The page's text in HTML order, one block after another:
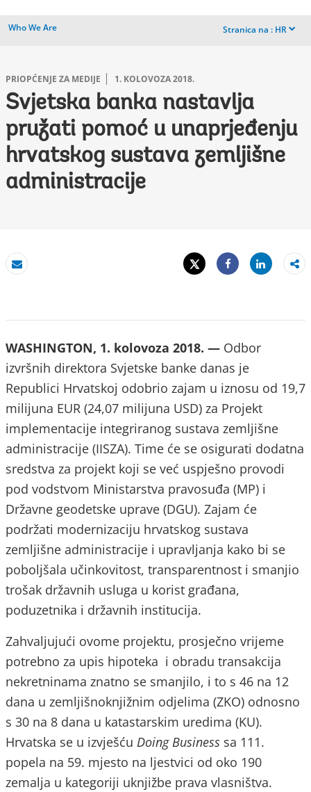
Who We Are Stranica na : HR dropdown
PRIOPĆENJE ZA MEDIJE 1. KOLOVOZA 2018.
Svjetska banka nastavlja
pružati pomoć u unaprjeđenju
hrvatskog sustava zemljišne
administracije
e-pošta
Tweet
Share
Share
WASHINGTON, 1. kolovoza 2018. — Odbor
izvršnih direktora Svjetske banke danas je
Republici Hrvatskoj odobrio zajam u iznosu od 19,7
milijuna EUR (24,07 milijuna USD) za Projekt
implementacije integriranog sustava zemljišne
administracije (IISZA). Time će se osigurati dodatna
sredstva za projekt koji se već uspješno provodi
pod vodstvom Ministarstva pravosuđa (MP) i
Državne geodetske uprave (DGU). Zajam će
podržati modernizaciju hrvatskog sustava
zemljišne administracije i upravljanja kako bi se
poboljšala učinkovitost, transparentnost i smanjio
trošak državnih usluga u korist građana,
poduzetnika i državnih institucija.
Zahvaljujući ovome projektu, prosječno vrijeme
potrebno za upis hipoteka i obradu transakcija
nekretninama znatno se smanjilo, i to s 46 na 12
dana u zemljišnoknjižnim odjelima (ZKO) odnosno
s 30 na 8 dana u katastarskim uredima (KU).
Hrvatska se u izvješću Doing Business sa 111.
popela na 59. mjesto na ljestvici od oko 190
zemalja u kategoriji uknjižbe prava vlasništva.